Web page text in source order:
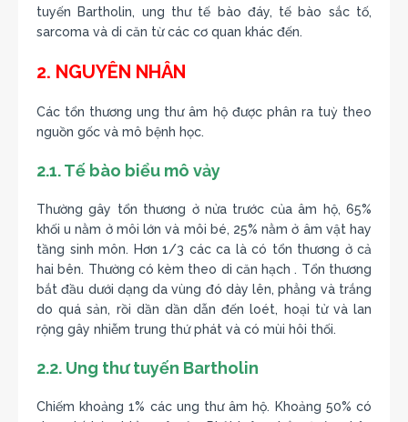
tuyến Bartholin, ung thư tế bào đáy, tế bào sắc tố,
sarcoma và di căn từ các cơ quan khác đến.
2. NGUYÊN NHÂN
Các tổn thương ung thư âm hộ được phân ra tuỳ theo
nguồn gốc và mô bệnh học.
2.1. Tế bào biểu mô vảy
Thường gây tổn thương ở nửa trước của âm hộ, 65%
khối u nằm ở môi lớn và môi bé, 25% nằm ở âm vật hay
tầng sinh môn. Hơn 1/3 các ca là có tổn thương ở cả
hai bên. Thường có kèm theo di căn hạch . Tổn thương
bắt đầu dưới dạng da vùng đó dày lên, phẳng và trắng
do quá sản, rồi dần dần dẫn đến loét, hoại tử và lan
rộng gây nhiễm trung thứ phát và có mùi hôi thối.
2.2. Ung thư tuyến Bartholin
Chiếm khoảng 1% các ung thư âm hộ. Khoảng 50% có